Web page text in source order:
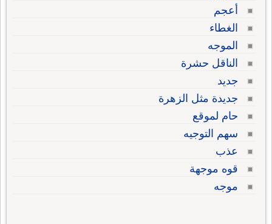
أعجم
الغطاء
الموجه
الناقل حشرة
جديد
جديدة مثل الزهرة
حام لموقع
سهم التوجيه
عذب
قوه موجهة
موجه